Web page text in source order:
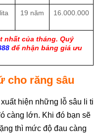
19 năm 16.000.000
nhất của tháng. Quý
để nhận bảng giá ưu
cho răng sâu
hiện những lỗ sâu li ti
càng lớn. Khi đó bạn sẽ
thì mức độ đau càng